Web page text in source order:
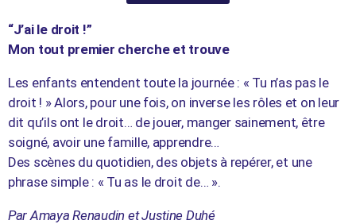
“J’ai le droit !”
Mon tout premier cherche et trouve
Les enfants entendent toute la journée : « Tu n’as pas le
droit ! » Alors, pour une fois, on inverse les rôles et on leur
dit qu’ils ont le droit… de jouer, manger sainement, être
soigné, avoir une famille, apprendre…
Des scènes du quotidien, des objets à repérer, et une
phrase simple : « Tu as le droit de… ».
Par Amaya Renaudin et Justine Duhé